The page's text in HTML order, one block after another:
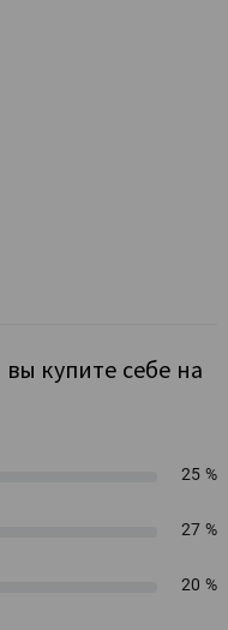
купите себе на
25 %
27 %
20 %